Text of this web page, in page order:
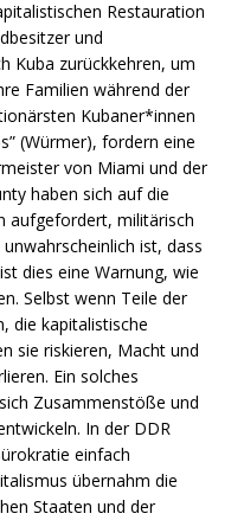
Restauration
und
Kuba zurückkehren, um
Familien während der
Kubaner*innen
(Würmer), fordern eine
von Miami und der
haben sich auf die
aufgefordert, militärisch
ist, dass
dies eine Warnung, wie
Selbst wenn Teile der
die kapitalistische
sie riskieren, Macht und
Ein solches
Zusammenstöße und
In der DDR
einfach
übernahm die
Staaten und der